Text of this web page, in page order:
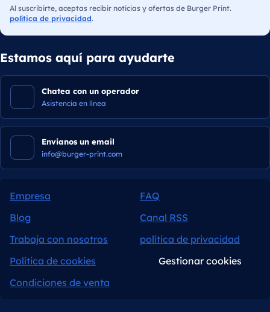
Al suscribirte, aceptas recibir noticias y ofertas de Burger Print.
política de privacidad.
Estamos aquí para ayudarte
Chatea con un operador
Asistencia en línea
Envianos un email
info@burger-print.com
Empresa
FAQ
Blog
Canal RSS
Trabaja con nosotros
política de privacidad
Política de cookies
Gestionar cookies
Condiciones de venta